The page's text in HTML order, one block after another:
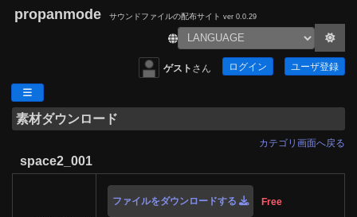
propanmode サウンドファイルの配布サイト ver 0.0.29
ゲスト さん ログイン ユーザ登録
素材ダウンロード
カテゴリ画面へ戻る
space2_001
ファイルをダウンロードする Free